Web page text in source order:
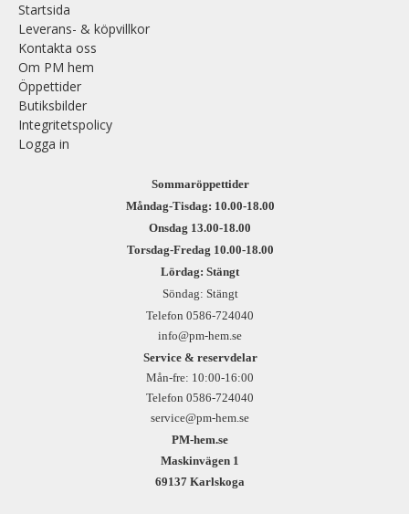
Startsida
Leverans- & köpvillkor
Kontakta oss
Om PM hem
Öppettider
Butiksbilder
Integritetspolicy
Logga in
Sommaröppettider
Måndag-Tisdag: 10.00-18.00
Onsdag 13.00-18.00
Torsdag-Fredag 10.00-18.00
Lördag: Stängt
Söndag: Stängt
Telefon 0586-724040
info@pm-hem.se
Service & reservdelar
Mån-fre: 10:00-16:00
Telefon 0586-724040
service@pm-hem.se
PM-hem.se
Maskinvägen 1
69137 Karlskoga